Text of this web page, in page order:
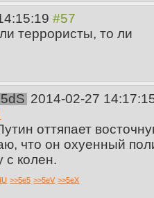
террористы, то ли
5dS 2014-02-27
оттяпает
что он охуенный
с колен.
>>5e5 >>5eV >>5eX